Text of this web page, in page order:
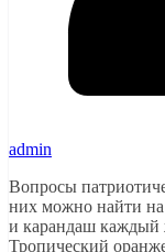
admin
Вопросы
них можно найти
и карандаш каждый
Тропический